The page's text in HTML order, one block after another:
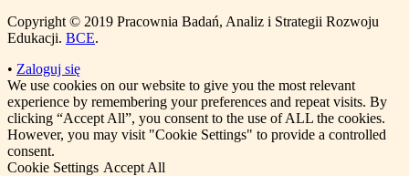
Copyright © 2019 Pracownia Badań, Analiz i Strategii Rozwoju
Edukacji. BCE.
• Zaloguj się
We use cookies on our website to give you the most relevant
experience by remembering your preferences and repeat visits. By
clicking “Accept All”, you consent to the use of ALL the cookies.
However, you may visit "Cookie Settings" to provide a controlled
consent.
Cookie Settings Accept All